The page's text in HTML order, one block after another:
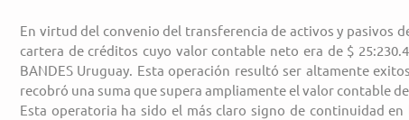
En virtud del convenio del transferencia de activos y pasivos
cartera de créditos cuyo valor contable neto era de $
BANDES Uruguay. Esta operación resultó ser altamente
recobró una suma que supera ampliamente el valor contable
Esta operatoria ha sido el más claro signo de continuidad